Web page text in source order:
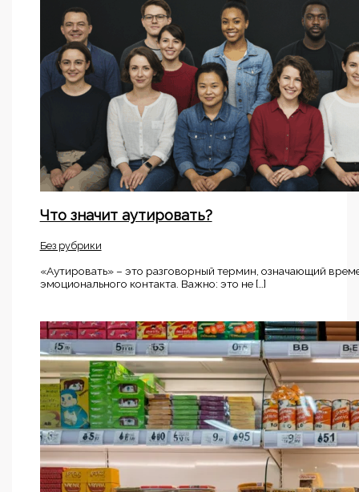
Что значит аутировать?
Без рубрики
«Аутировать» – это разговорный термин, означающий
эмоционального контакта. Важно: это не […]